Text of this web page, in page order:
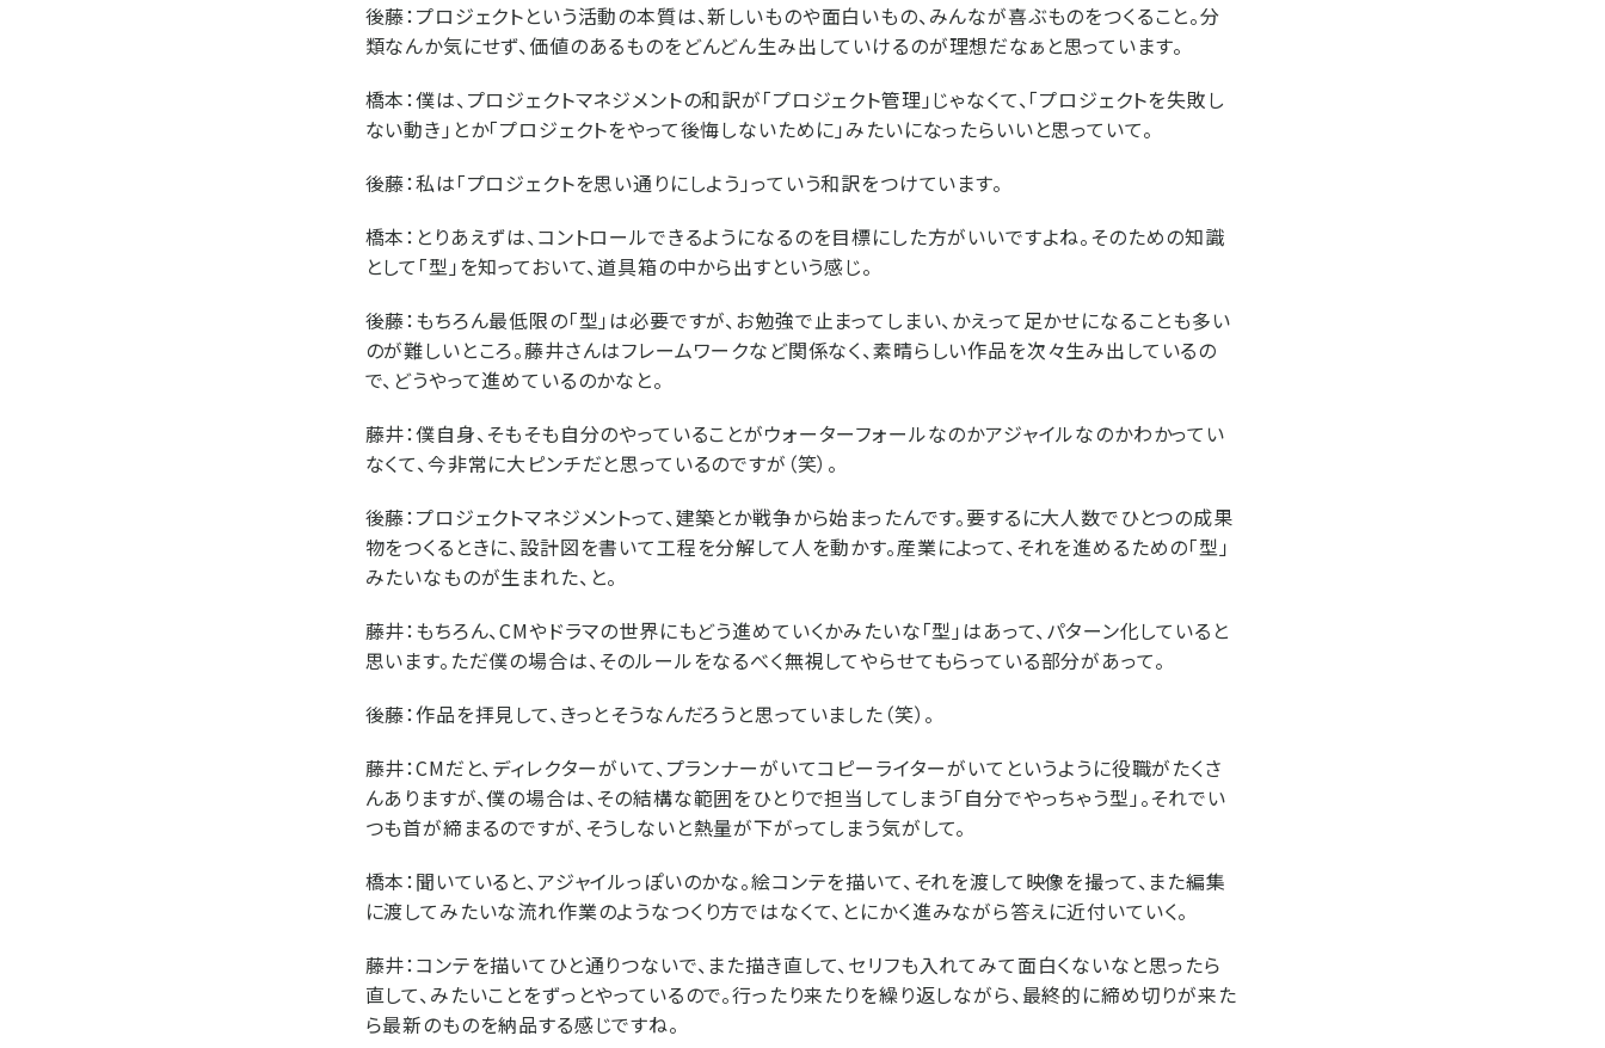
後藤：プロジェクトという活動の本質は、新しいものや面白いもの、みんなが喜ぶものをつくること。分
類なんか気にせず、価値のあるものをどんどん生み出していけるのが理想だなぁと思っています。
橋本：僕は、プロジェクトマネジメントの和訳が「プロジェクト管理」じゃなくて、「プロジェクトを失敗し
ない動き」とか「プロジェクトをやって後悔しないために」みたいになったらいいと思っていて。
後藤：私は「プロジェクトを思い通りにしよう」っていう和訳をつけています。
橋本： とりあえずは、コントロールできるようになるのを目標にした方がいいですよね。そのための知識
として「型」を知っておいて、道具箱の中から出すという感じ。
後藤：もちろん最低限の「型」は必要ですが、お勉強で止まってしまい、かえって足かせになることも多い
のが難しいところ。藤井さんはフレームワークなど関係なく、素晴らしい作品を次々生み出しているの
で、どうやって進めているのかなと。
藤井：僕自身、そもそも自分のやっていることがウォーターフォールなのかアジャイルなのかわかってい
なくて、今非常に大ピンチだと思っているのですが（笑）。
後藤：プロジェクトマネジメントって、建築とか戦争から始まったんです。要するに大人数でひとつの成果
物をつくるときに、設計図を書いて工程を分解して人を動かす。産業によって、それを進めるための「型」
みたいなものが生まれた、と。
藤井：もちろん、CMやドラマの世界にもどう進めていくかみたいな「型」はあって、パターン化していると
思います。ただ僕の場合は、そのルールをなるべく無視してやらせてもらっている部分があって。
後藤：作品を拝見して、きっとそうなんだろうと思っていました（笑）。
藤井：CMだと、ディレクターがいて、プランナーがいてコピーライターがいてというように役職がたくさ
んありますが、僕の場合は、その結構な範囲をひとりで担当してしまう「自分でやっちゃう型」。それでい
つも首が締まるのですが、そうしないと熱量が下がってしまう気がして。
橋本：聞いていると、アジャイルっぽいのかな。絵コンテを描いて、それを渡して映像を撮って、また編集
に渡してみたいな流れ作業のようなつくり方ではなくて、とにかく進みながら答えに近付いていく。
藤井：コンテを描いてひと通りつないで、また描き直して、セリフも入れてみて面白くないなと思ったら
直して、みたいことをずっとやっているので。行ったり来たりを繰り返しながら、最終的に締め切りが来た
ら最新のものを納品する感じですね。